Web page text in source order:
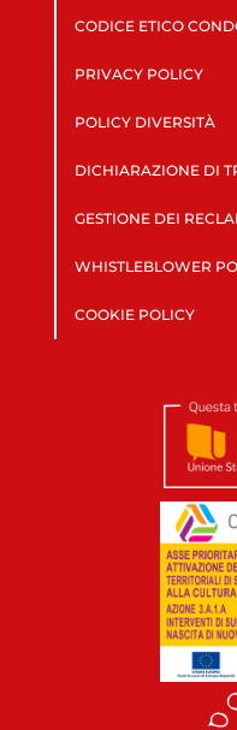
CODICE ETICO
PRIVACY POLICY
POLICY DIVERSITÀ
DICHIARAZIONE DI
GESTIONE DEI
WHISTLEBLOWER
COOKIE POLICY